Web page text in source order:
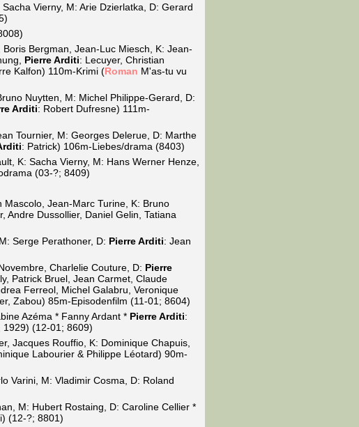
Vierny, M: Arie Dzierlatka, D: Gerard
Bergman, Jean-Luc Miesch, K: Jean-
Pierre Arditi: Lecuyer, Christian
Kalfon) 110m-Krimi (Roman M'as-tu vu
Nuytten, M: Michel Philippe-Gerard, D:
Arditi: Robert Dufresne) 111m-
Tournier, M: Georges Delerue, D: Marthe
: Patrick) 106m-Liebes/drama (8403)
K: Sacha Vierny, M: Hans Werner Henze,
(03-?; 8409)
Jean-Marc Turine, K: Bruno
Andre Dussollier, Daniel Gelin, Tatiana
Serge Perathoner, D: Pierre Arditi: Jean
Charlelie Couture, D: Pierre
Patrick Bruel, Jean Carmet, Claude
Ferreol, Michel Galabru, Veronique
Zabou) 85m-Episodenfilm (11-01; 8604)
Azéma * Fanny Ardant * Pierre Arditi:
1929) (12-01; 8609)
Jacques Rouffio, K: Dominique Chapuis,
Labourier & Philippe Léotard) 90m-
Varini, M: Vladimir Cosma, D: Roland
M: Hubert Rostaing, D: Caroline Cellier *
(12-?; 8801)